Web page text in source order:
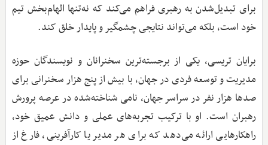
برای تبدیل‌شدن به رهبری فراهم می‌کند که نه‌تنها الهام‌بخش تیم
خود است، بلکه می‌تواند نتایجی چشمگیر و پایدار خلق کند.
برایان تریسی، یکی از برجسته‌ترین سخنرانان و نویسندگان حوزه
مدیریت و توسعه فردی در جهان، با بیش از پنج هزار سخنرانی برای
صدها هزار نفر در سراسر جهان، نامی شناخته‌شده در عرصه پرورش
رهبران است. او با ترکیب تجربه‌های عملی و دانش عمیق خود،
راهکارهایی ارائه می‌دهد که برای هر مدیر یا کارآفرینی، فارغ از